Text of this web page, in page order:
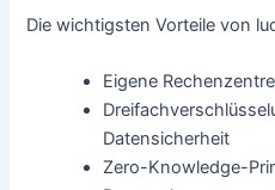
Die wichtigsten Vorteile von
Eigene
Datensicherheit
Zero-Knowledge-